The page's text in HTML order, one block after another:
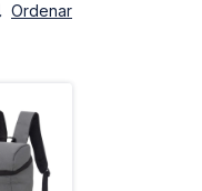
Ordenar